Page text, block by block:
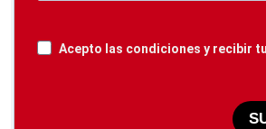
Acepto las condiciones y recibir